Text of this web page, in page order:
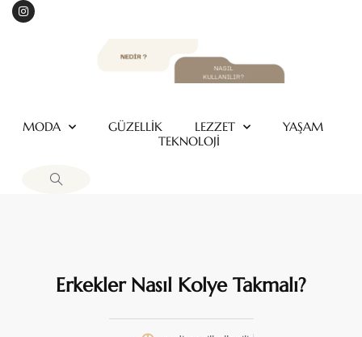
MODA GÜZELLİK LEZZET
YAŞAM
TEKNOLOJİ
Erkekler Nasıl Kolye Takmalı?